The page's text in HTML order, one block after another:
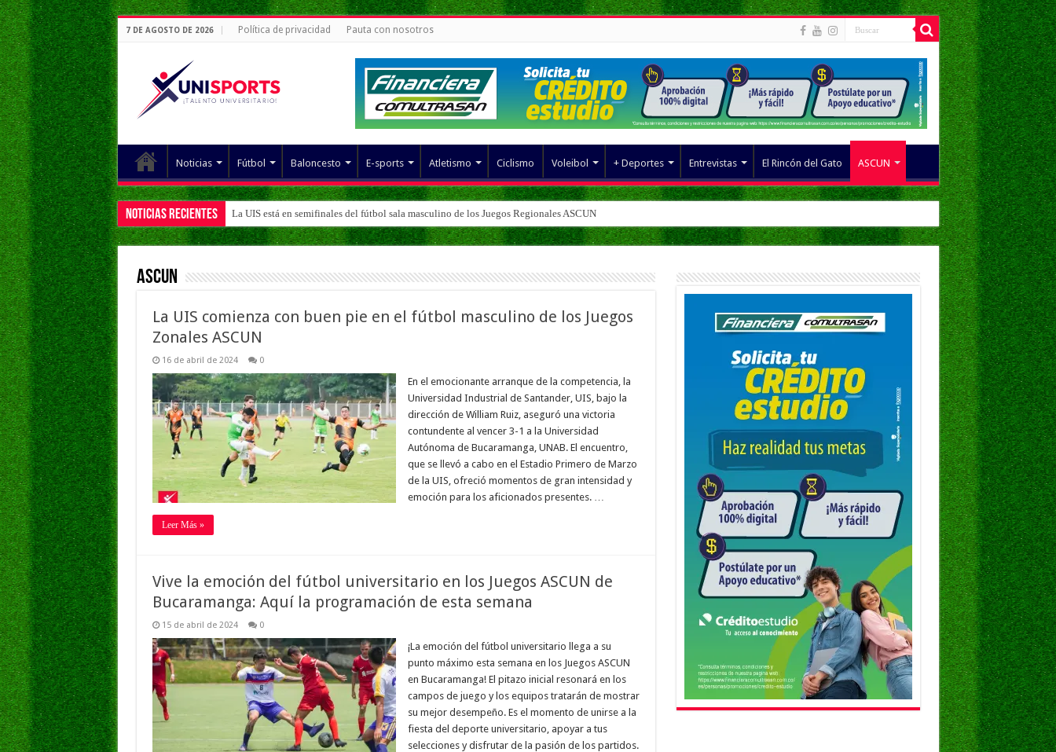
7 DE AGOSTO DE 2026 Política de privacidad Pauta con nosotros
Noticias Fútbol Baloncesto E-sports Atletismo Ciclismo Voleibol + Deportes Entrevistas El Rincón del Gato ASCUN
Noticias Recientes La UIS está en semifinales del fútbol sala masculino de los Juegos Regionales ASCUN
ASCUN
La UIS comienza con buen pie en el fútbol masculino de los Juegos
Zonales ASCUN
16 de abril de 2024 0
En el emocionante arranque de la competencia, la
Universidad Industrial de Santander, UIS, bajo la
dirección de William Ruiz, aseguró una victoria
contundente al vencer 3-1 a la Universidad
Autónoma de Bucaramanga, UNAB. El encuentro,
que se llevó a cabo en el Estadio Primero de Marzo
de la UIS, ofreció momentos de gran intensidad y
emoción para los aficionados presentes. …
Leer Más »
Vive la emoción del fútbol universitario en los Juegos ASCUN de
Bucaramanga: Aquí la programación de esta semana
15 de abril de 2024 0
¡La emoción del fútbol universitario llega a su
punto máximo esta semana en los Juegos ASCUN
en Bucaramanga! El pitazo inicial resonará en los
campos de juego y los equipos tratarán de mostrar
su mejor desempeño. Es el momento de unirse a la
fiesta del deporte universitario, apoyar a tus
selecciones y disfrutar de la pasión de los partidos.